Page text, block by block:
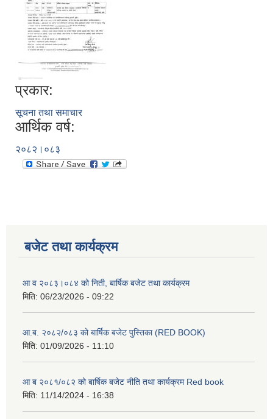
प्रकार:
सूचना तथा समाचार
आर्थिक वर्ष:
२०८२।०८३
बजेट तथा कार्यक्रम
आ व २०८३।०८४ को निती, बार्षिक बजेट तथा कार्यक्रम
मिति: 06/23/2026 - 09:22
आ.ब. २०८२/०८३ को बार्षिक बजेट पुस्तिका (RED BOOK)
मिति: 01/09/2026 - 11:10
आ ब २०८१/०८२ को बार्षिक बजेट नीति तथा कार्यक्रम Red book
मिति: 11/14/2024 - 16:38